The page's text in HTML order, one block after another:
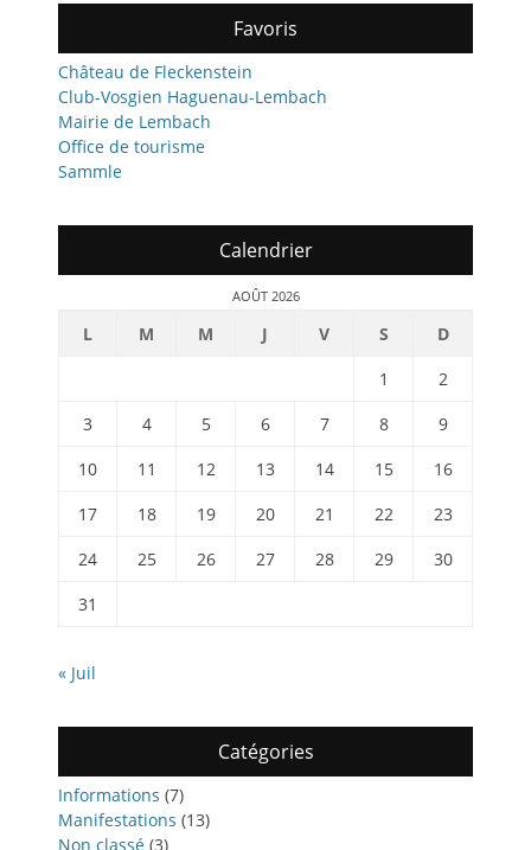
Favoris
Château de Fleckenstein
Club-Vosgien Haguenau-Lembach
Mairie de Lembach
Office de tourisme
Sammle
Calendrier
AOÛT 2026
L M M J V S
D
1
2
3
4 5 6 7 8
9
10
11 12 13 14 15
16
17
18 19 20 21 22
23
24
25 26 27 28 29
30
31
« Juil
Catégories
Informations (7)
Manifestations (13)
Non classé (3)